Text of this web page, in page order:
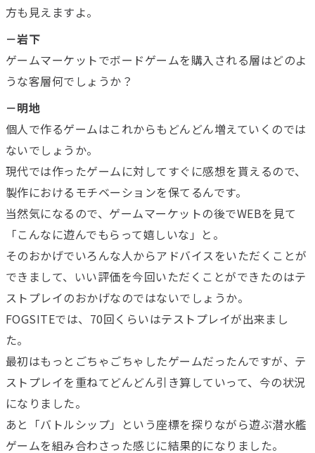
方も見えますよ。
－岩下
ゲームマーケットでボードゲームを購入される層はどのよ
うな客層何でしょうか？
－明地
個人で作るゲームはこれからもどんどん増えていくのでは
ないでしょうか。
現代では作ったゲームに対してすぐに感想を貰えるので、
製作におけるモチベーションを保てるんです。
当然気になるので、ゲームマーケットの後でWEBを見て
「こんなに遊んでもらって嬉しいな」と。
そのおかげでいろんな人からアドバイスをいただくことが
できまして、いい評価を今回いただくことができたのはテ
ストプレイのおかげなのではないでしょうか。
FOGSITEでは、70回くらいはテストプレイが出来まし
た。
最初はもっとごちゃごちゃしたゲームだったんですが、テ
ストプレイを重ねてどんどん引き算していって、今の状況
になりました。
あと「バトルシップ」という座標を探りながら遊ぶ潜水艦
ゲームを組み合わさった感じに結果的になりました。